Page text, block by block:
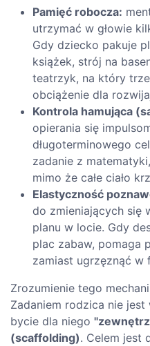
Pamięć robocza:
utrzymać w głowie
Gdy dziecko pakuje
książek, strój na
teatrzyk, na który
obciążenie dla
Kontrola hamująca
opierania się
długoterminowego
zadanie z
mimo że całe ciało
Elastyczność
do zmieniających się
planu w locie. Gdy
plac zabaw, pomaga
zamiast ugrzęznąć w
Zrozumienie tego
Zadaniem rodzica nie
bycie dla niego
(scaffolding). Celem jest